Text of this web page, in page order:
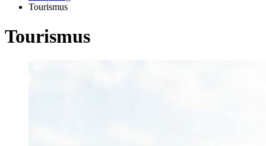
Tourismus
Tou­ris­mus